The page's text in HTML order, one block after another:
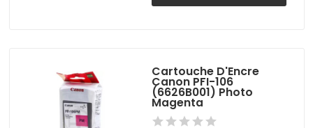
Cartouche D'Encre
Canon PFI-106
(6626B001) Photo
Magenta